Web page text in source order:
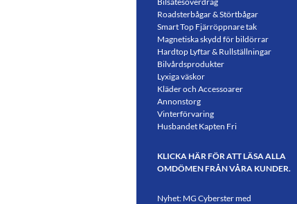
Roadsterbågar & Störtbågar
Smart Top Fjärröppnare tak
Magnetiska skydd för bildörrar
Hardtop Lyftar & Rullställningar
Bilvårdsprodukter
Lyxiga väskor
Kläder och Accessoarer
Annonstorg
Vinterförvaring
Husbandet Kapten Fri
KLICKA HÄR FÖR ATT LÄSA ALLA
OMDÖMEN FRÅN VÅRA KUNDER.
Nyhet: MG Cyberster med